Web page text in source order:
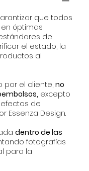
que todos
óptimas
de
el estado, la
al
por el cliente,no
excepto
de
Essenza Design.
dentro de las
fotografías
para la